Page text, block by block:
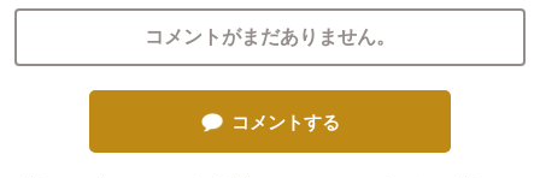
コメントがまだありません。
コメントする